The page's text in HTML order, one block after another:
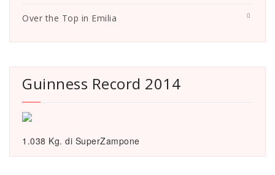
Over the Top in Emilia
Guinness Record 2014
1.038 Kg. di SuperZampone